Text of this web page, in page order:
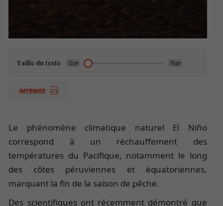
Taille du texte 12px 15px
IMPRIMER
Le phénomène climatique naturel El Niño
correspond à un réchauffement des
températures du Pacifique, notamment le long
des côtes péruviennes et équatoriennes,
marquant la fin de la saison de pêche.
Des scientifiques ont récemment démontré que